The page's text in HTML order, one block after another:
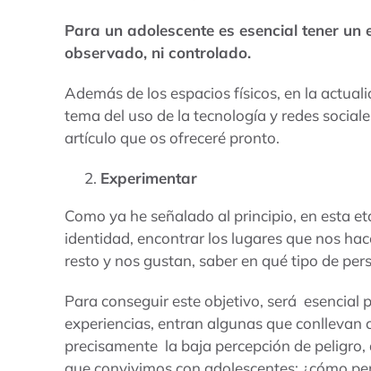
Para un adolescente es esencial tener
observado, ni controlado.
Además de los espacios físicos, en la
tema del uso de la tecnología y redes
artículo que os ofreceré pronto.
Experimentar
Como ya he señalado al principio, en esta
identidad, encontrar los lugares que nos
resto y nos gustan, saber en qué tipo de
Para conseguir este objetivo, será esencial
experiencias, entran algunas que conllevan
precisamente la baja percepción de